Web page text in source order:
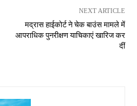
NEXT ARTICLE
मद्रास हाईकोर्ट ने चेक बाउंस मामले में
आपराधिक पुनरीक्षण याचिकाएं खारिज कर
दीं